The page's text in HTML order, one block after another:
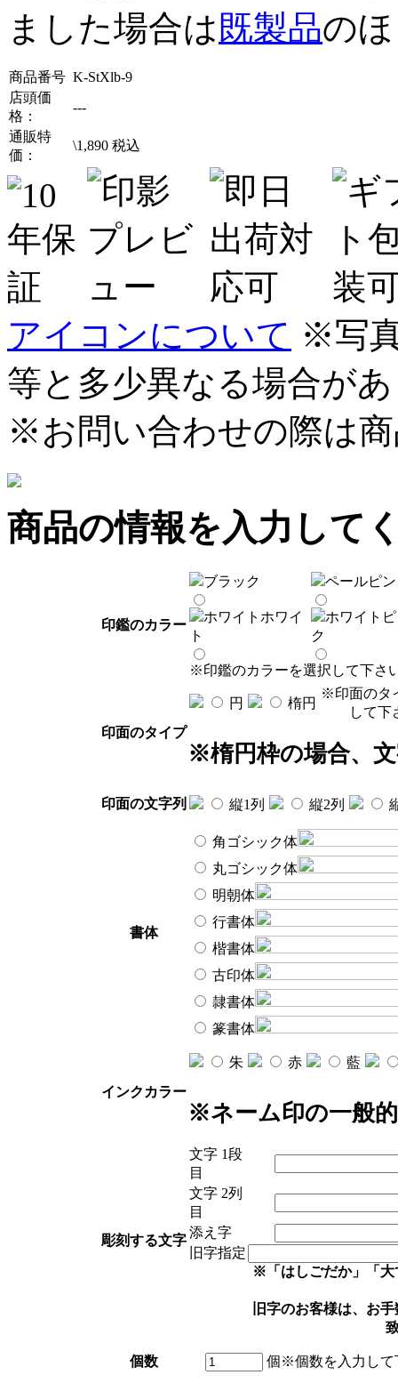
ました場合は 既製品の
商品番号 K-StXlb-9
店頭価
格：
---
通販特
価：
\1,890 税込
アイコンについて ※写
等と多少異なる場合が
※お問い合わせの際は
商品の情報を入力して
印鑑のカラー
ブラック ペールピ
ホワイトホワイ
ト
ホワイト
ク
※印鑑のカラーを選択して下さ
印面のタイプ
円 楕円
※印面のタ
して下
※楕円枠の場合、
印面の文字列 縦1列 縦2列
書体
角ゴシック体
丸ゴシック体
明朝体
行書体
楷書体
古印体
隷書体
篆書体
インクカラー
朱 赤 藍
※ネーム印の一般
彫刻する文字
文字 1段
目
文字 2列
目
添え字
旧字指定
※「はしごだか」「大
旧字のお客様は、お
個数 個※個数を入力して